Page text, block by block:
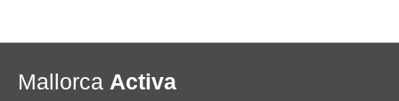
Mallorca Activa